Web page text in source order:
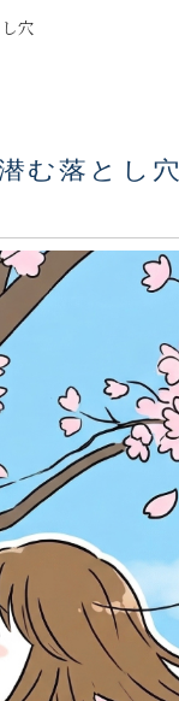
穴
む落とし穴